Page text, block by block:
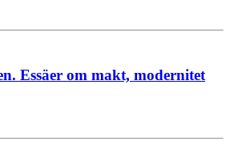
Essäer om makt, modernitet